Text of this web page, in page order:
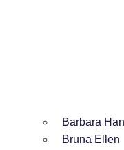
Barbara
Bruna Ellen